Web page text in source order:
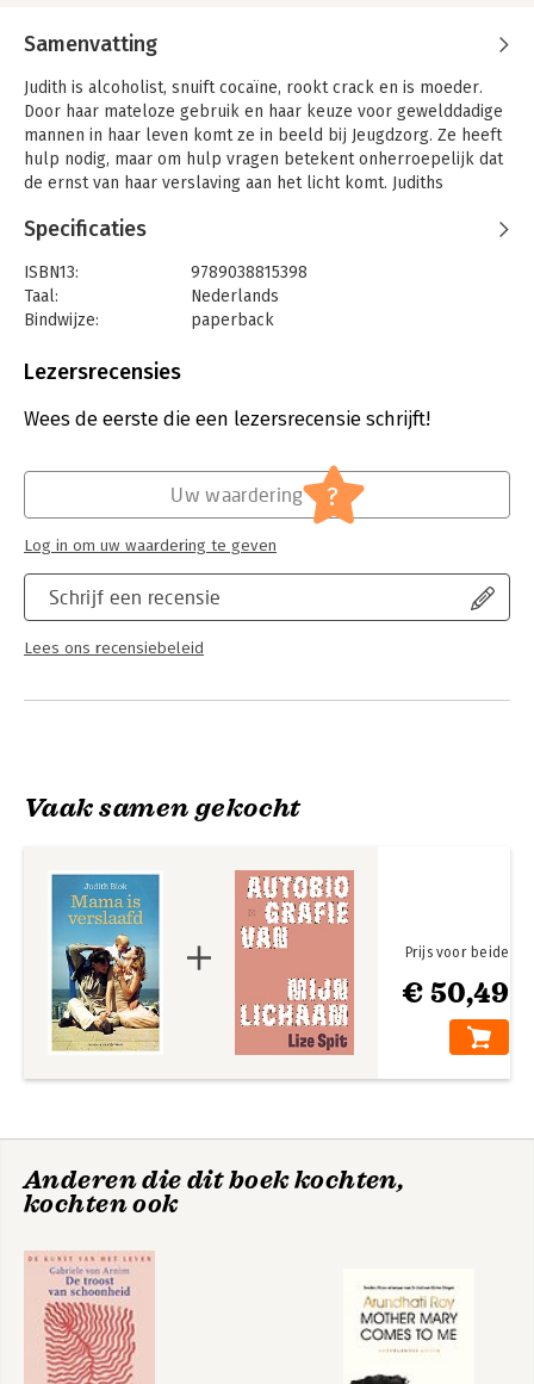
Samenvatting
Judith is alcoholist, snuift cocaïne, rookt crack en is moeder.
Door haar mateloze gebruik en haar keuze voor gewelddadige
mannen in haar leven komt ze in beeld bij Jeugdzorg. Ze heeft
hulp nodig, maar om hulp vragen betekent onherroepelijk dat
de ernst van haar verslaving aan het licht komt. Judiths
Dit is het waargebeurde verhaal van Judith Blok. Een verslag
de huid, dat het eronder kruipt. Zo eerlijk, dat je weg wilt
kijken. Maar ook zo grappig en hartverwarmend, dat je dat niet
doet.
Specificaties
ISBN13:
9789038815398
Taal:
Nederlands
Bindwijze:
paperback
Uitgever:
Verschijningsdatum:
10-12-2024
Literatuur en romans
Lezersrecensies
Wees de eerste die een lezersrecensie schrijft!
Schrijf een recensie
Lees ons recensiebeleid
Uw waardering ?
Log in om uw waardering te geven
Vaak samen gekocht
€ 50,49
Prijs voor beide
Anderen die dit boek kochten,
kochten ook